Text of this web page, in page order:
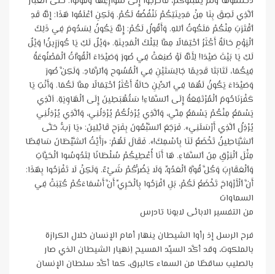
ٱلَّذِي لَصِقَ بِنَا مِنْ مَدِينَتِكُمْ نَنْفُضُهُ لَكُمْ. وَلَكِنِ ٱعْلَمُوا هَذَا: إنَّهُ قَدِ
ٱقْتَرَبَ مِنْكُمْ مَلَكُوتُ ٱللهِ. وَأَقُولُ لَكُمْ: إِنَّهُ يَكُونُ لِسَدُومَ فِي ذَلِكَ
ٱلْيَوْمِ حَالَةٌ أَكْثَرُ ٱحْتِمَالًا مِمَّا لِتِلْكَ ٱلْمَدِينَةِ. «وَيْلٌ لَكِ يَا كُورَزِينُ! وَيْلٌ
لَكِ يَا بَيْتَ صَيْدَا! لِأَنَّهُ لَوْ صُنِعَتْ فِي صُورَ وَصَيْدَاءَ ٱلْقُوَّاتُ ٱلْمَصْنُوعَةُ
فِيكُمَا، لَتَابَتَا قَدِيمًا جَالِسَتَيْنِ فِي ٱلْمُسُوحِ وَٱلرَّمَادِ. وَلَكِنَّ صُورَ
وَصَيْدَاءَ يَكُونُ لَهُمَا فِي ٱلدِّينِ حَالَةٌ أَكْثَرُ ٱحْتِمَالًا مِمَّا لَكُمَا. وَأَنْتِ يَا
كَفْرَنَاحُومَ ٱلْمُرْتَفِعَةُ إِلَى ٱلسَّمَاءِ! سَتُهْبَطِينَ إِلَى ٱلْهَاوِيَةِ. اَلَّذِي
يَسْمَعُ مِنْكُمْ يَسْمَعُ مِنِّي، وَٱلَّذِي يُرْذِلُكُمْ يُرْذِلُنِي، وَٱلَّذِي يُرْذِلُنِي
يُرْذِلُ ٱلَّذِي أَرْسَلَنِي». فَرَجَعَ ٱلسَّبْعُونَ بِفَرَحٍ قَائِلِينَ: «يَا رَبُّ، حَتَّى
ٱلشَّيَاطِينُ تَخْضَعُ لَنَا بِٱسْمِكَ!». فَقَالَ لَهُمْ: «رَأَيْتُ ٱلشَّيْطَانَ سَاقِطًا
مِثْلَ ٱلْبَرْقِ مِنَ ٱلسَّمَاءِ. هَا أَنَا أُعْطِيكُمْ سُلْطَانًا لِتَدُوسُوا ٱلْحَيَّاتِ
وَٱلْعَقَارِبَ وَكُلَّ قُوَّةِ ٱلْعَدُوِّ، وَلَا يَضُرُّكُمْ شَيْءٌ. وَلَكِنْ لَا تَفْرَحُوا بِهَذَا:
أَنَّ ٱلْأَرْوَاحَ تَخْضَعُ لَكُمْ، بَلِ ٱفْرَحُوا بِٱلْحَرِيِّ أَنَّ أَسْمَاءَكُمْ كُتِبَتْ فِي
السماوات
من التفسير الابائى لابونا تادرس
فرح الرسل إذ رأوا الشيطان ينهار أمام الإنسان خلال الكرازة
بالملكوت، وقد أكَّد السيِّد المسيح اِنهيار الشيطان الذي صار
بالصليب ساقطًا من السماء كالبرق، كما أكَّد سلطان الإنسان